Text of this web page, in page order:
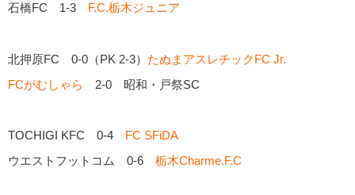
石橋FC 1-3 F.C.栃木ジュニア
北押原FC 0-0（PK 2-3） たぬまアスレチックFC Jr.
FCがむしゃら
2-0 昭和・戸祭SC
TOCHIGI KFC 0-4 FC SFiDA
ウエストフットコム 0-6 栃木Charme.F.C